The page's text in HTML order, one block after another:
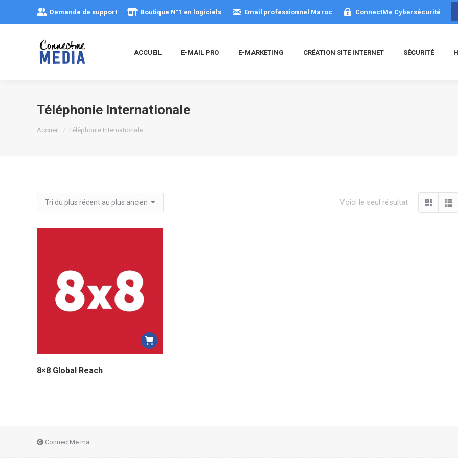
Demande de support Boutique N°1 en logiciels Email professionnel Maroc ConnectMe Cybersécurité
ACCUEIL E-MAIL PRO E-MARKETING CRÉATION SITE INTERNET SÉCURITÉ
Téléphonie Internationale
Vous êtes ici :
Accueil Téléphonie Internationale
Voici le seul résultat
8×8 Global Reach
ConnectMe.ma